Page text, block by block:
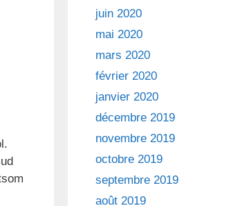
juin 2020
mai 2020
mars 2020
février 2020
janvier 2020
décembre 2019
novembre 2019
octobre 2019
septembre 2019
août 2019